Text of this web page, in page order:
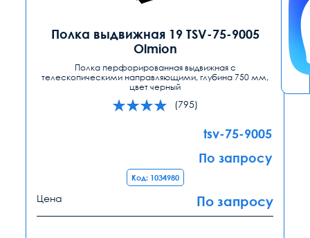
Полка выдвижная 19 TSV-75-9005
Olmion
Полка перфорированная выдвижная с
телескопическими направляющими, глубина 750 мм,
цвет черный
(795)
tsv-75-9005
По запросу
Код: 1034980
Цена По запросу